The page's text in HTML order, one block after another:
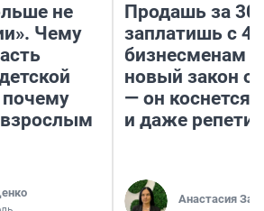
не
Чему
Продашь за
заплатишь с
бизнесменам
новый закон о
— он коснется
и даже
Анастасия